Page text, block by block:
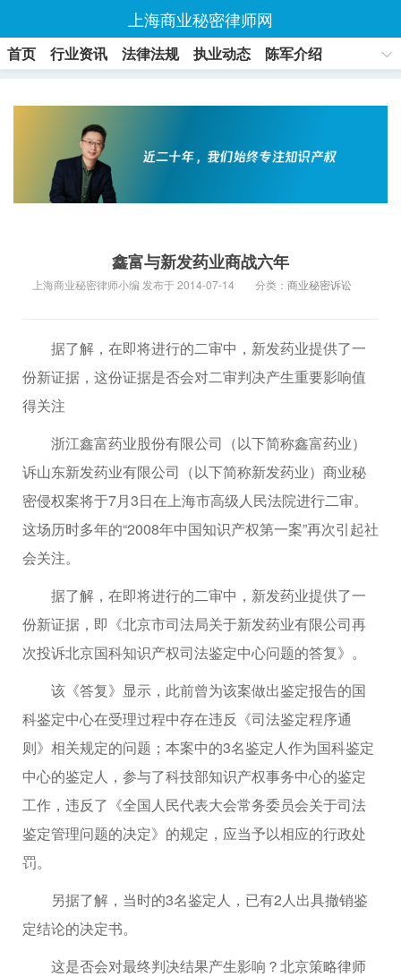
上海商业秘密律师网
首页 行业资讯 法律法规 执业动态
陈军介绍
鑫富与新发药业商战六年
上海商业秘密律师小编 发布于 2014-07-14 分类： 商业秘密诉讼
据了解，在即将进行的二审中，新发药业提供了一
份新证据，这份证据是否会对二审判决产生重要影响值
得关注
浙江鑫富药业股份有限公司（以下简称鑫富药业）
诉山东新发药业有限公司（以下简称新发药业）商业秘
密侵权案将于7月3日在上海市高级人民法院进行二审。
这场历时多年的“2008年中国知识产权第一案”再次引起社
会关注。
据了解，在即将进行的二审中，新发药业提供了一
份新证据，即《北京市司法局关于新发药业有限公司再
次投诉北京国科知识产权司法鉴定中心问题的答复》。
该《答复》显示，此前曾为该案做出鉴定报告的国
科鉴定中心在受理过程中存在违反《司法鉴定程序通
则》相关规定的问题；本案中的3名鉴定人作为国科鉴定
中心的鉴定人，参与了科技部知识产权事务中心的鉴定
工作，违反了《全国人民代表大会常务委员会关于司法
鉴定管理问题的决定》的规定，应当予以相应的行政处
罚。
另据了解，当时的3名鉴定人，已有2人出具撤销鉴
定结论的决定书。
这是否会对最终判决结果产生影响？北京策略律师